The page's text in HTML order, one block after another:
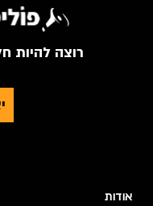
רוצה להיות
אודות